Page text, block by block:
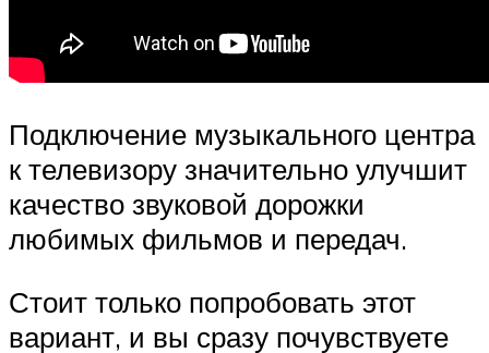
Подключение музыкального центра
к телевизору значительно улучшит
качество звуковой дорожки
любимых фильмов и передач.
Стоит только попробовать этот
вариант, и вы сразу почувствуете